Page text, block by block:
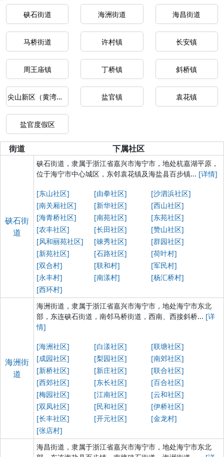
硖石街道 海洲街道 海昌街道
马桥街道 许村镇 长安镇
周王庙镇 丁桥镇 斜桥镇
尖山新区（黄湾镇） 盐官镇 袁花镇
盐官度假区
街道 下属社区
硖石街
道
硖石街道，隶属于浙江省嘉兴市海宁市，地处杭嘉湖平原，
位于海宁市中心城区，东邻袁花镇及海盐县百步镇... [详情]
[东山社区] [由拳社区]
[沙泗浜社区]
[南关厢社区]
[新华社区]
[西山社区]
[海青桥社区]
[南苑社区]
[东苑社区]
[农丰社区]
[长田社区]
[赞山社区]
[风和丽苑社区]
[竦秀社区]
[群园社区]
[新苑社区]
[石路社区]
[荷叶村]
[双合村]
[联和村]
[军民村]
[永丰村]
[南漾村]
[杨汇桥村]
[西环村]
海洲街
道
海洲街道，隶属于浙江省嘉兴市海宁市，地处海宁市东北
部，东连硖石街道，南邻马桥街道，西南、西接斜桥... [详
情]
[海洲社区] [白漾社区]
[联塘社区]
[成园社区]
[梨园社区]
[南郊社区]
[新桥社区]
[新庄社区]
[联合社区]
[西郊社区]
[东长社区]
[百合社区]
[梅园社区]
[江南社区]
[云和社区]
[双凤社区]
[民和社区]
[伊桥社区]
[长丰社区]
[开元社区]
[金龙村]
[张店村]
海昌街道，隶属于浙江省嘉兴市海宁市，地处海宁市东北